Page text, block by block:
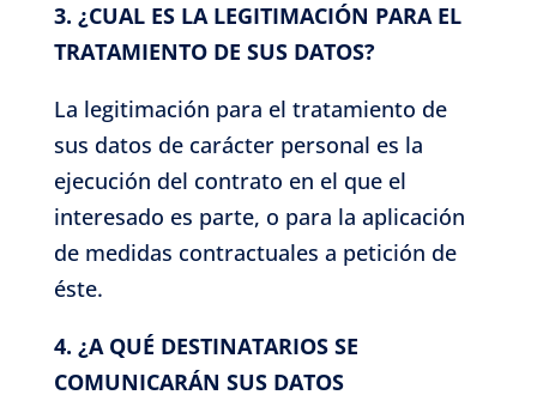
3. ¿CUAL ES LA LEGITIMACIÓN PARA EL
TRATAMIENTO DE SUS DATOS?
La legitimación para el tratamiento de
sus datos de carácter personal es la
ejecución del contrato en el que el
interesado es parte, o para la aplicación
de medidas contractuales a petición de
éste.
4. ¿A QUÉ DESTINATARIOS SE
COMUNICARÁN SUS DATOS